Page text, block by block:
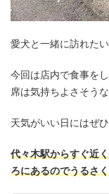
愛犬と一緒に訪れた
今回は店内で食事を
席は気持ちよさそうな
天気がいい日にはぜ
代々木駅からすぐ近
ろにあるのでうるさ